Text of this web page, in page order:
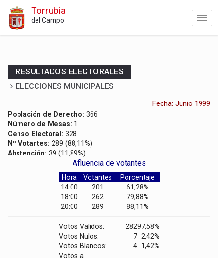
Torrubia
del Campo
RESULTADOS ELECTORALES
ELECCIONES MUNICIPALES
Fecha: Junio 1999
Población de Derecho: 366
Número de Mesas: 1
Censo Electoral: 328
Nº Votantes: 289 (88,11%)
Abstención: 39 (11,89%)
Afluencia de votantes
Hora Votantes
Porcentaje
14:00
201
61,28%
18:00
262
79,88%
20:00
289 88,11%
Votos Válidos: 28297,58%
Votos Nulos:
7 2,42%
Votos Blancos:
4 1,42%
Votos a